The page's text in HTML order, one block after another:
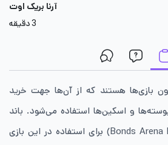
آرنا بریک اوت
3 دقیقه
بازی‌ها هستند که از آن‌ها جهت خرید
و اسکین‌ها استفاده می‌شود. باند
آرنا بریک اوت (Bonds Arena Breakout) برای استفاده در این بازی